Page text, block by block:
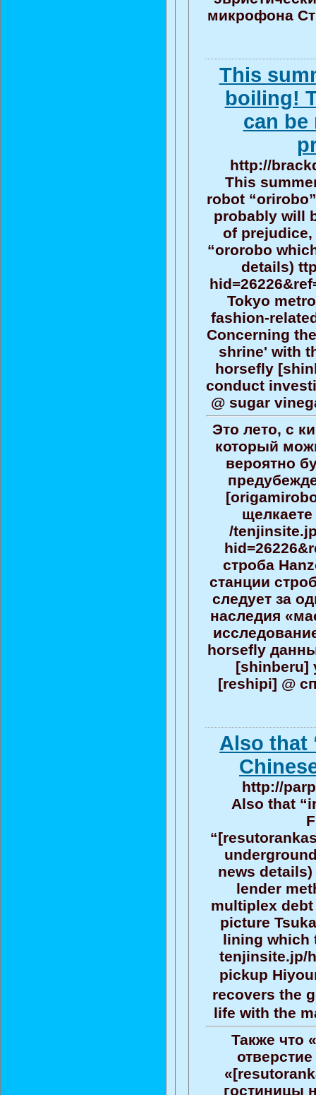
микрофона
This
boiling!
can be
http://
This
robot
probably will
of
“ororobo
details)
Tokyo
fashion-
Concerning
shrine' with
horsefly
conduct
@ sugar
Это лето, с
который
вероятно
/
строба
станции
следует за
наследия
horsefly
[shinberu]
[reshipi] @
Also that
http://
Also that
news
lender
multiplex
picture
lining which
tenjinsite.jp/
pickup
recovers the
life with the
Также что
гостиницы